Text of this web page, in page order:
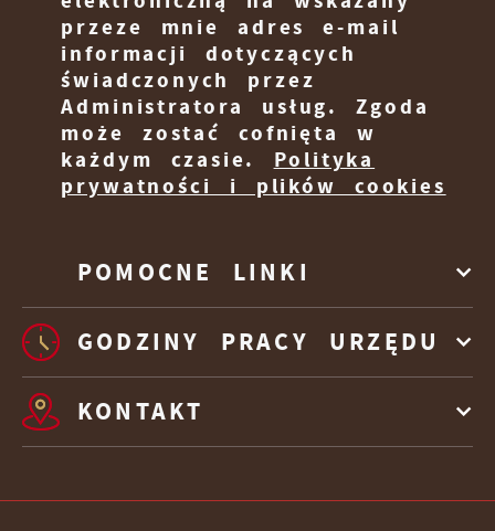
POMOCNE LINKI
przeze mnie adres e-mail
informacji dotyczących
świadczonych przez
Administratora usług. Zgoda
może zostać cofnięta w
każdym czasie. Polityka
prywatności i plików cookies
GODZINY PRACY URZĘDU
KONTAKT